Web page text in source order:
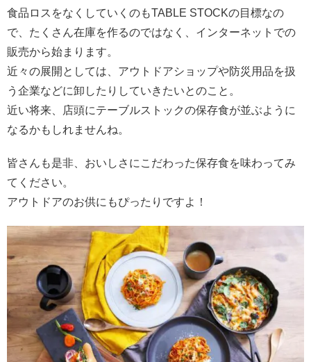
食品ロスをなくしていくのもTABLE STOCKの目標なの
で、たくさん在庫を作るのではなく、インターネットでの
販売から始まります。
近々の展開としては、アウトドアショップや防災用品を扱
う企業などに卸したりしていきたいとのこと。
近い将来、店頭にテーブルストックの保存食が並ぶように
なるかもしれませんね。
皆さんも是非、おいしさにこだわった保存食を味わってみ
てください。
アウトドアのお供にもぴったりですよ！